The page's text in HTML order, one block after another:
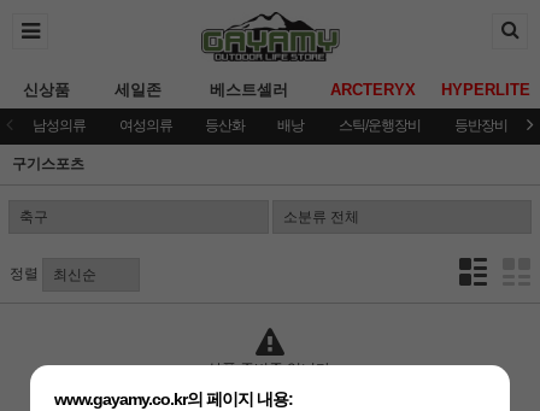
신상품 세일존 베스트셀러 ARCTERYX HYPERLITE
남성의류 여성의류 등산화 배낭 스틱/운행장비 등반장비
구기스포츠
정렬
상품 준비중 입니다.
www.gayamy.co.kr의 페이지 내용: